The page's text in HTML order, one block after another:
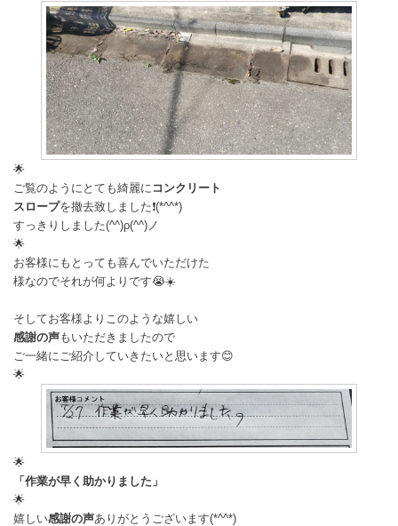
🌟
ご覧のようにとても綺麗に コンクリート
スロープを撤去致しました❗(*^^*)
すっきりしました(^^)ρ(^^)ノ
🌟
お客様にもとっても喜んでいただけた
様なのでそれが何よりです😭☀️
そしてお客様よりこのような嬉しい
感謝の声もいただきましたので
ご一緒にご紹介していきたいと思います😊
🌟
🌟
「作業が早く助かりました」
🌟
嬉しい感謝の声ありがとうございます(*^^*)